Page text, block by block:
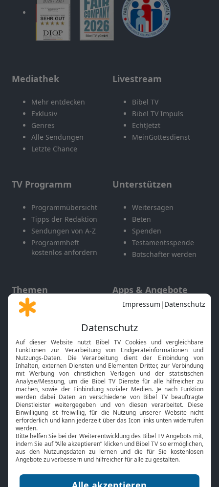
Mediathek
Mehr entdecken
Exklusiv
Genres
Alle Sendungen
Letzte Chance
Livestream
Bibel TV
Bibel TV Impuls
EchtJetzt
MeinGottesdienst
TV Programm
Programmübersicht
Tipps der Redaktion
Sendungen von A-Z
Programmheft
kostenlos anfordern
Unterstützen
Weitersagen
Beten
Spenden
Testamentsspende
Botschafter werden
Themen
Gott und Bibel erklärt
Neuigkeiten
Apps & Angebote
Mobile App
Smart TV
HbbTV
Bibelthek Online-Bibel
Nächster Gottesdienst
Bibel TV
Über uns
Jobs
Mediadaten
Service
Kontakt
TV-Empfang